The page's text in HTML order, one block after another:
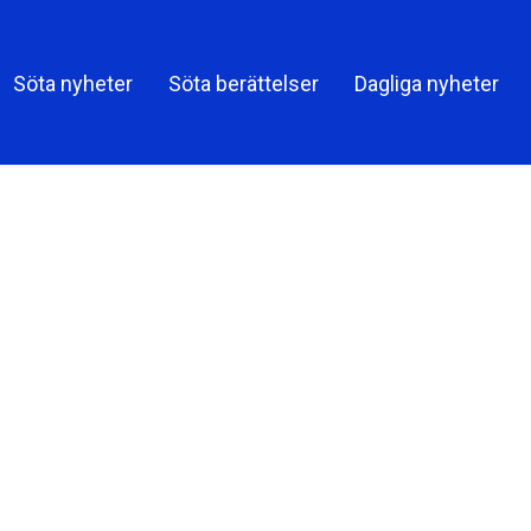
Söta nyheter Söta berättelser Dagliga nyheter